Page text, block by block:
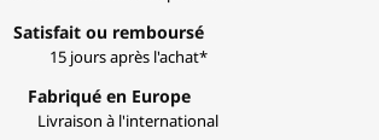
Satisfait ou remboursé
15 jours après l'achat*
Fabriqué en Europe
Livraison à l'international